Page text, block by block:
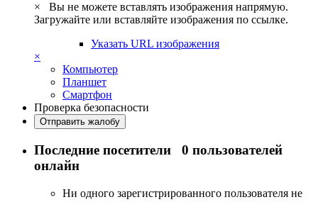
×
Вы не можете вставлять изображения напрямую.
Загружайте или вставляйте изображения по ссылке.
Указать URL изображения
×
Компьютер
Планшет
Смартфон
Проверка безопасности
Отправить жалобу
Последние посетители 0 пользователей
онлайн
Ни одного зарегистрированного пользователя не